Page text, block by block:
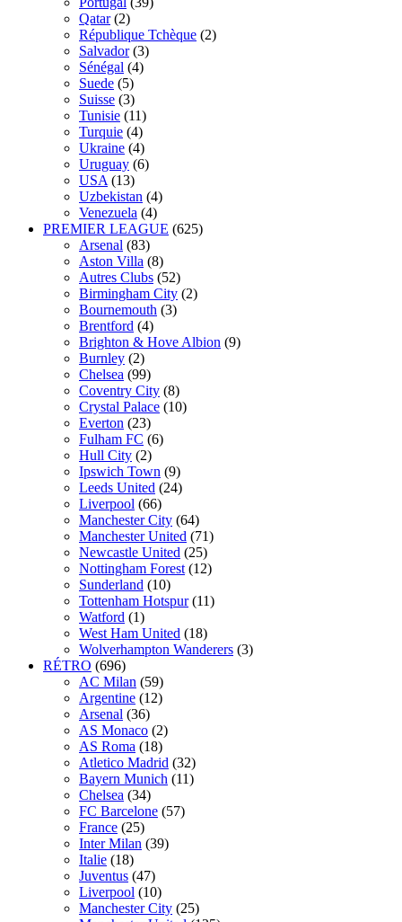
Qatar (2)
République Tchèque (2)
Salvador (3)
Sénégal (4)
Suede (5)
Suisse (3)
Tunisie (11)
Turquie (4)
Ukraine (4)
Uruguay (6)
USA (13)
Uzbekistan (4)
Venezuela (4)
PREMIER LEAGUE (625)
Arsenal (83)
Aston Villa (8)
Autres Clubs (52)
Birmingham City (2)
Bournemouth (3)
Brentford (4)
Brighton & Hove Albion (9)
Burnley (2)
Chelsea (99)
Coventry City (8)
Crystal Palace (10)
Everton (23)
Fulham FC (6)
Hull City (2)
Ipswich Town (9)
Leeds United (24)
Liverpool (66)
Manchester City (64)
Manchester United (71)
Newcastle United (25)
Nottingham Forest (12)
Sunderland (10)
Tottenham Hotspur (11)
Watford (1)
West Ham United (18)
Wolverhampton Wanderers (3)
RÉTRO (696)
AC Milan (59)
Argentine (12)
Arsenal (36)
AS Monaco (2)
AS Roma (18)
Atletico Madrid (32)
Bayern Munich (11)
Chelsea (34)
FC Barcelone (57)
France (25)
Inter Milan (39)
Italie (18)
Juventus (47)
Liverpool (10)
Manchester City (25)